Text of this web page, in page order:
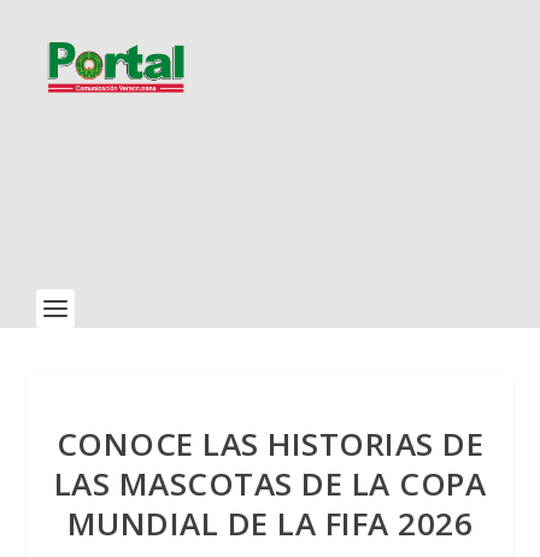
CONOCE LAS HISTORIAS DE
LAS MASCOTAS DE LA COPA
MUNDIAL DE LA FIFA 2026